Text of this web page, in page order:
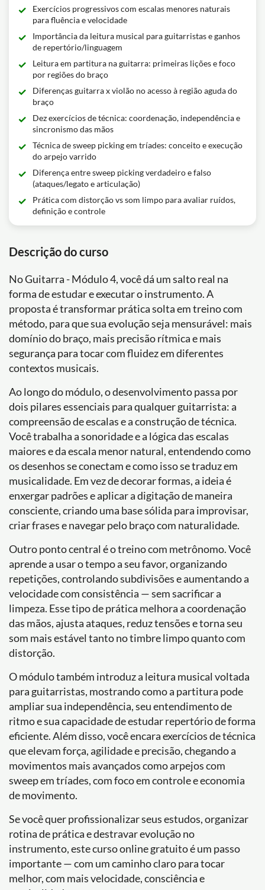
Exercícios progressivos com escalas menores naturais
para fluência e velocidade
Importância da leitura musical para guitarristas e ganhos
de repertório/linguagem
Leitura em partitura na guitarra: primeiras lições e foco
por regiões do braço
Diferenças guitarra x violão no acesso à região aguda do
braço
Dez exercícios de técnica: coordenação, independência e
sincronismo das mãos
Técnica de sweep picking em tríades: conceito e execução
do arpejo varrido
Diferença entre sweep picking verdadeiro e falso
(ataques/legato e articulação)
Prática com distorção vs som limpo para avaliar ruídos,
definição e controle
Descrição do curso
No Guitarra - Módulo 4, você dá um salto real na
forma de estudar e executar o instrumento. A
proposta é transformar prática solta em treino com
método, para que sua evolução seja mensurável: mais
domínio do braço, mais precisão rítmica e mais
segurança para tocar com fluidez em diferentes
contextos musicais.
Ao longo do módulo, o desenvolvimento passa por
dois pilares essenciais para qualquer guitarrista: a
compreensão de escalas e a construção de técnica.
Você trabalha a sonoridade e a lógica das escalas
maiores e da escala menor natural, entendendo como
os desenhos se conectam e como isso se traduz em
musicalidade. Em vez de decorar formas, a ideia é
enxergar padrões e aplicar a digitação de maneira
consciente, criando uma base sólida para improvisar,
criar frases e navegar pelo braço com naturalidade.
Outro ponto central é o treino com metrônomo. Você
aprende a usar o tempo a seu favor, organizando
repetições, controlando subdivisões e aumentando a
velocidade com consistência — sem sacrificar a
limpeza. Esse tipo de prática melhora a coordenação
das mãos, ajusta ataques, reduz tensões e torna seu
som mais estável tanto no timbre limpo quanto com
distorção.
O módulo também introduz a leitura musical voltada
para guitarristas, mostrando como a partitura pode
ampliar sua independência, seu entendimento de
ritmo e sua capacidade de estudar repertório de forma
eficiente. Além disso, você encara exercícios de técnica
que elevam força, agilidade e precisão, chegando a
movimentos mais avançados como arpejos com
sweep em tríades, com foco em controle e economia
de movimento.
Se você quer profissionalizar seus estudos, organizar
rotina de prática e destravar evolução no
instrumento, este curso online gratuito é um passo
importante — com um caminho claro para tocar
melhor, com mais velocidade, consciência e